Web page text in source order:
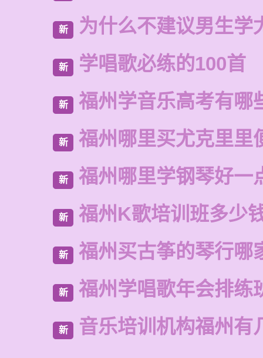
新 为什么不建议男生学
新 学唱歌必练的100首
新 福州学音乐高考有哪
新 福州哪里买尤克里里
新 福州哪里学钢琴好一
新 福州K歌培训班多少
新 福州买古筝的琴行哪
新 福州学唱歌年会排练
新 音乐培训机构福州有